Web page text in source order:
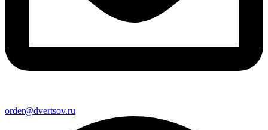
order@dvertsov.ru